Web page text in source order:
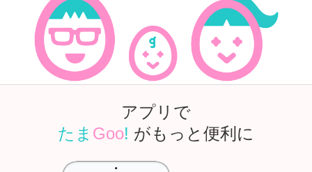
アプリで
たま Goo! がもっと便利に